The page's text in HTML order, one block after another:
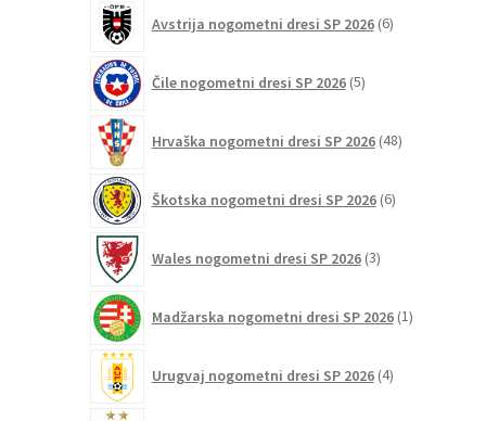
Avstrija nogometni dresi SP 2026 6izdelkov
Čile nogometni dresi SP 2026 5izdelkov
Hrvaška nogometni dresi SP 2026 48izdelkov
Škotska nogometni dresi SP 2026 6izdelkov
Wales nogometni dresi SP 2026 3izdelki
Madžarska nogometni dresi SP 2026 1izdelek
Urugvaj nogometni dresi SP 2026 4izdelki